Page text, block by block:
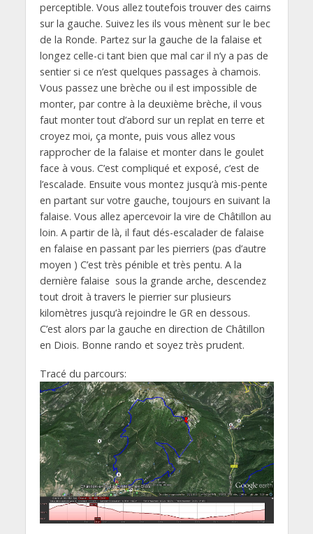
perceptible. Vous allez toutefois trouver des cairns
sur la gauche. Suivez les ils vous mènent sur le bec
de la Ronde. Partez sur la gauche de la falaise et
longez celle-ci tant bien que mal car il n’y a pas de
sentier si ce n’est quelques passages à chamois.
Vous passez une brèche ou il est impossible de
monter, par contre à la deuxième brèche, il vous
faut monter tout d’abord sur un replat en terre et
croyez moi, ça monte, puis vous allez vous
rapprocher de la falaise et monter dans le goulet
face à vous. C’est compliqué et exposé, c’est de
l’escalade. Ensuite vous montez jusqu’à mis-pente
en partant sur votre gauche, toujours en suivant la
falaise. Vous allez apercevoir la vire de Châtillon au
loin. A partir de là, il faut dés-escalader de falaise
en falaise en passant par les pierriers (pas d’autre
moyen ) C’est très pénible et très pentu. A la
dernière falaise sous la grande arche, descendez
tout droit à travers le pierrier sur plusieurs
kilomètres jusqu’à rejoindre le GR en dessous.
C’est alors par la gauche en direction de Châtillon
en Diois. Bonne rando et soyez très prudent.
Tracé du parcours: